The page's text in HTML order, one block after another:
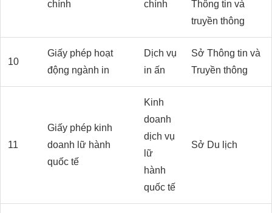
chính
chính
Thông tin và
truyền thông
10
Giấy phép hoạt
động ngành in
Dịch vụ
in ấn
Sở Thông tin và
Truyền thông
11
Giấy phép kinh
doanh lữ hành
quốc tế
Kinh
doanh
dịch vụ
lữ
hành
quốc tế
Sở Du lịch